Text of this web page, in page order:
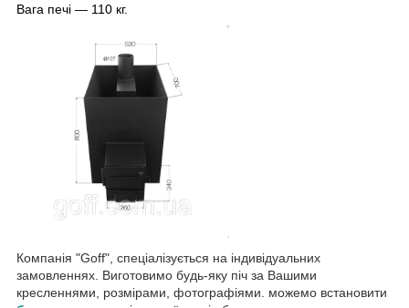
Вага печі — 110 кг.
Компанія "Goff", спеціалізується на індивідуальних
замовленнях. Виготовимо будь-яку піч за Вашими
кресленнями, розмірами, фотографіями. можемо встановити